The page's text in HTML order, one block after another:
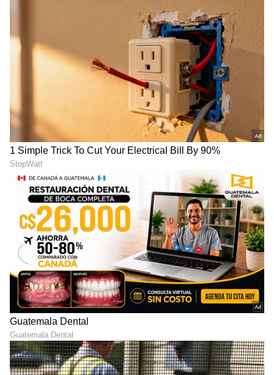
DOWNLOAD APP
ಸಾಲ ವಸೂಲಾತಿ ನಿಯಮಗಳನ್ನು
ಬಿಗಿಗೊಳಿಸಿದ ಆರ್‌ಬಿಐ; ನೂತನ
ಮಾರ್ಗದರ್ಶಿ ಸೂತ್ರ ಪ್ರಕಟ
Life-Changing Success
Stories: ಮಗಳಿಗಾಗಿ 5 ಲಕ್ಷದ
ಕೆಲಸಬಿಟ್ಟ ಟೆಕ್ಕಿ; ಕಟ್ ಮಾಡಿದ್ರೆ,
ವರ್ಷದೊಳಗೆ 50 ಲಕ್ಷ ಮೌಲ್ಯದ
ಬ್ಯುಸಿನೆಸ್ ಕಟ್ಟಿದ ಮಹಿಳೆ!